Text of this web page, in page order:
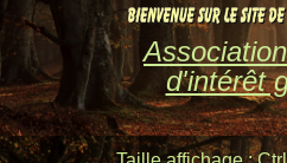
d'intérêt